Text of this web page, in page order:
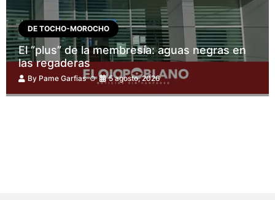
DE TOCHO-MOROCHO
El “plus” de la membresía: aguas negras en
las regaderas
By Pame Garfias 5 agosto, 2026